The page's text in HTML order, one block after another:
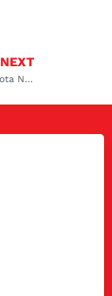
NEXT
Service AC Mobil Toyota Ngagel Terbaik Dokter Mobil dengan Tenaga Ahli